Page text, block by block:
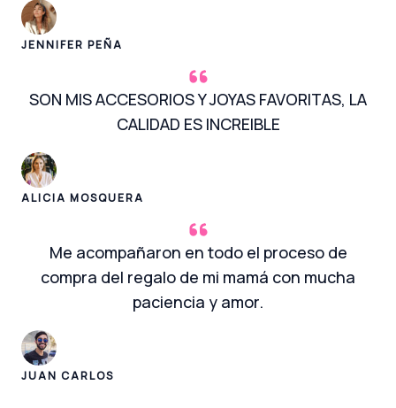
JENNIFER PEÑA
SON MIS ACCESORIOS Y JOYAS FAVORITAS, LA
CALIDAD ES INCREIBLE
ALICIA MOSQUERA
Me acompañaron en todo el proceso de
compra del regalo de mi mamá con mucha
paciencia y amor.
JUAN CARLOS